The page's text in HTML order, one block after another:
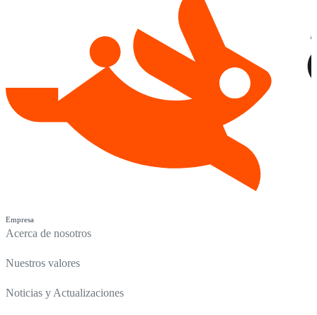
Empresa
Acerca de nosotros
Nuestros valores
Noticias y Actualizaciones